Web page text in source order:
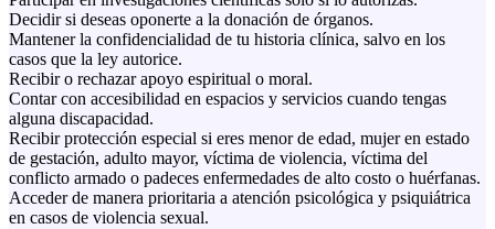
Decidir si deseas oponerte a la donación de órganos.
Mantener la confidencialidad de tu historia clínica, salvo en los
casos que la ley autorice.
Recibir o rechazar apoyo espiritual o moral.
Contar con accesibilidad en espacios y servicios cuando tengas
alguna discapacidad.
Recibir protección especial si eres menor de edad, mujer en estado
de gestación, adulto mayor, víctima de violencia, víctima del
conflicto armado o padeces enfermedades de alto costo o huérfanas.
Acceder de manera prioritaria a atención psicológica y psiquiátrica
en casos de violencia sexual.